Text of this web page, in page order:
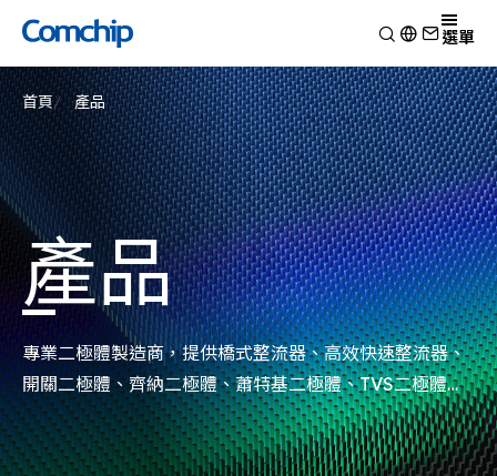
選單
產品
檢視
開關二極體
蕭特基二極體
靜電放電保護元件
瞬態電壓抑制二極體
整流二極體
電晶體
金氧半導體場效電晶體
齊納二極體
橋式整流器
高頻二極體
產品應用
檢視
消費電子
車用電子
Other
技術能力
檢視
研究與開發
生產製造
測試技術
EHS政策
品質與認證
關於典琦
檢視
關於典琦
典琦大事紀
代理商
新聞
檢視
公司新聞
產品新聞
公司活動
首頁 產品
產品
專業二極體製造商，提供橋式整流器、高效快速整流器、
開關二極體、齊納二極體、蕭特基二極體、TVS二極體、
ESD突波吸收器以及電晶體MOSFET系列產品。